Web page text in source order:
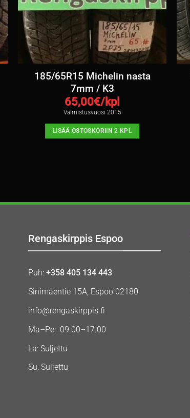
185/65R15 Michelin nasta
7mm / K3
65,00€/kpl
Valmistusvuosi 2015
LISÄÄ OSTOSKORIIN 2 KPL
Rengaskirppis Espoo
Puh: +358 405 134 443
Sinimäentie 15A, Espoo 02180
info@rengaskirppis.fi
Ma–Pe: 09.00–17.00
La: Suljettu
Su: Suljettu